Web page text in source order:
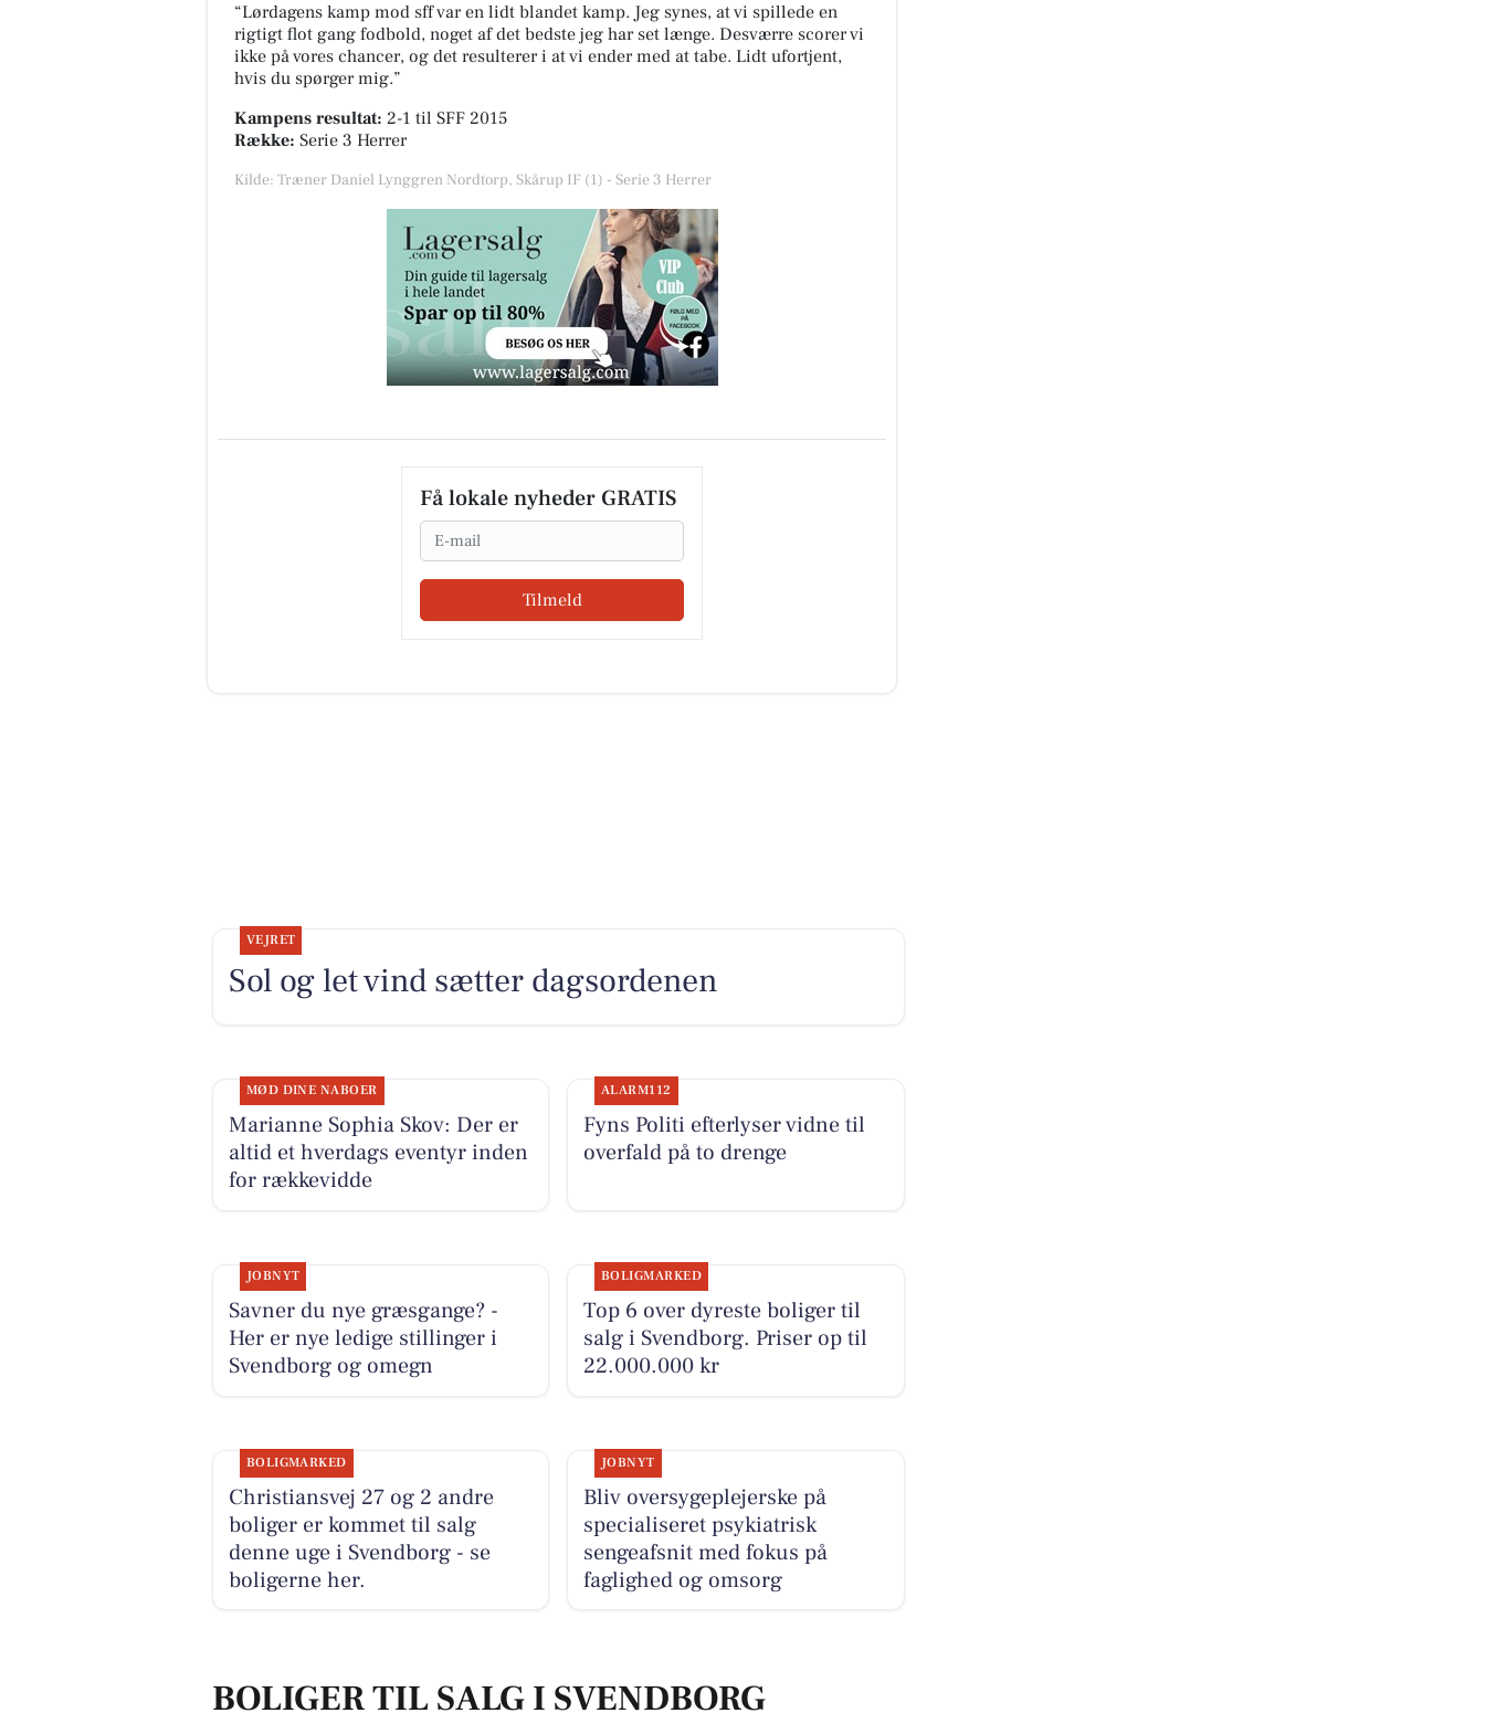
“Lørdagens kamp mod sff var en lidt blandet kamp. Jeg synes, at vi spillede en
rigtigt flot gang fodbold, noget af det bedste jeg har set længe. Desværre scorer vi
ikke på vores chancer, og det resulterer i at vi ender med at tabe. Lidt ufortjent,
hvis du spørger mig.”
Kampens resultat: 2-1 til SFF 2015
Række: Serie 3 Herrer
Kilde: Træner Daniel Lynggren Nordtorp, Skårup IF (1) - Serie 3 Herrer
Få lokale nyheder GRATIS
Email
Tilmeld
VEJRET
Sol og let vind sætter dagsordenen
MØD DINE NABOER
Marianne Sophia Skov: Der er
altid et hverdags eventyr inden
for rækkevidde
ALARM112
Fyns Politi efterlyser vidne til
overfald på to drenge
JOBNYT
Savner du nye græsgange? -
Her er nye ledige stillinger i
Svendborg og omegn
BOLIGMARKED
Top 6 over dyreste boliger til
salg i Svendborg. Priser op til
22.000.000 kr
BOLIGMARKED
Christiansvej 27 og 2 andre
boliger er kommet til salg
denne uge i Svendborg - se
boligerne her.
JOBNYT
Bliv oversygeplejerske på
specialiseret psykiatrisk
sengeafsnit med fokus på
faglighed og omsorg
BOLIGER TIL SALG I SVENDBORG